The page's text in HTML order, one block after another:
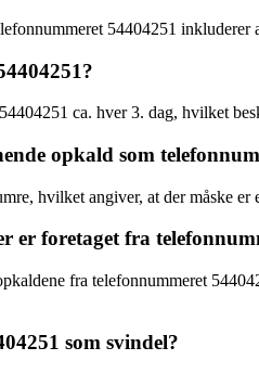
54404251
ca. hver 3. dag, hvilket
opkald som
hvilket angiver, at der måske
er foretaget fra
fra telefonnummeret
som svindel?